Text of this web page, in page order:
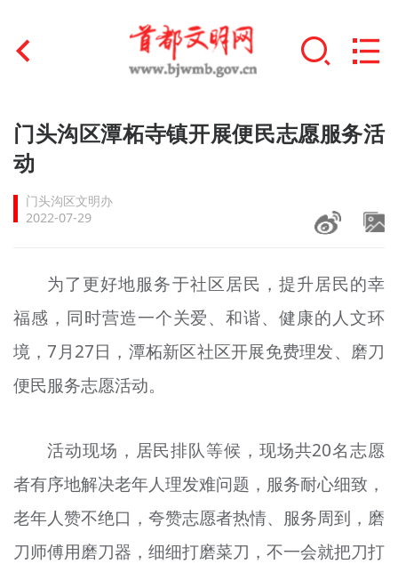
首页
文明创建
文明实践
未成年人思想道德建设
榜样人物
+
身边好人
北京宣传文化引导基金
宣传思想文化人才
专题
门头沟区潭柘寺镇开展便民志愿服务活
动
门头沟区文明办
2022-07-29
为了更好地服务于社区居民，提升居民的幸
福感，同时营造一个关爱、和谐、健康的人文环
境，7月27日，潭柘新区社区开展免费理发、磨刀
便民服务志愿活动。
活动现场，居民排队等候，现场共20名志愿
者有序地解决老年人理发难问题，服务耐心细致，
老年人赞不绝口，夸赞志愿者热情、服务周到，磨
刀师傅用磨刀器，细细打磨菜刀，不一会就把刀打